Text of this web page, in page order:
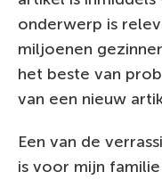
onderwerp is
miljoenen
het beste van
van een nieuw
Een van de
is voor mijn